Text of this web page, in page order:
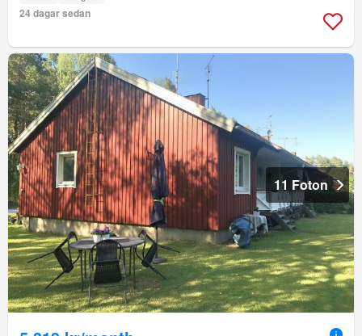
24 dagar sedan
11 Foton